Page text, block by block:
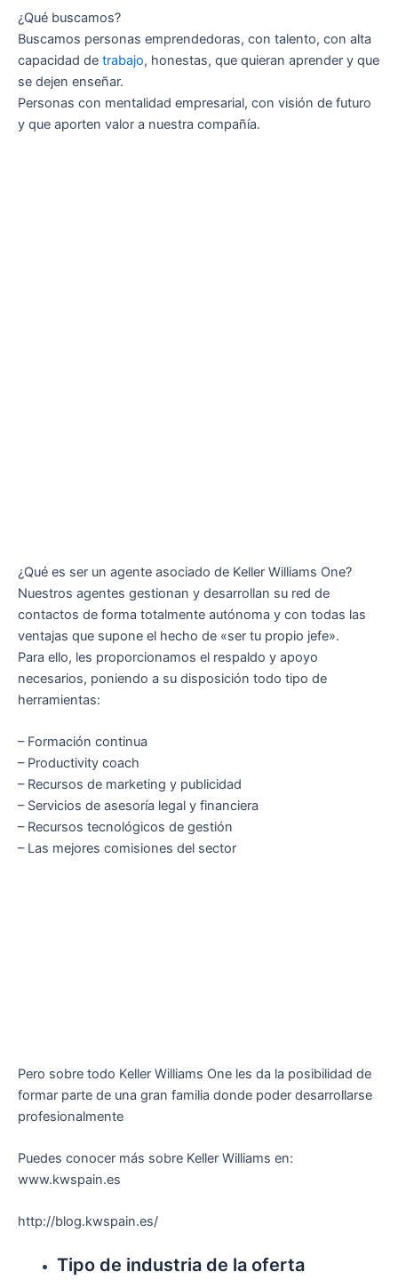
¿Qué buscamos?
Buscamos personas emprendedoras, con talento, con alta
capacidad de trabajo, honestas, que quieran aprender y que
se dejen enseñar.
Personas con mentalidad empresarial, con visión de futuro
y que aporten valor a nuestra compañía.
¿Qué es ser un agente asociado de Keller Williams One?
Nuestros agentes gestionan y desarrollan su red de
contactos de forma totalmente autónoma y con todas las
ventajas que supone el hecho de «ser tu propio jefe».
Para ello, les proporcionamos el respaldo y apoyo
necesarios, poniendo a su disposición todo tipo de
herramientas:
– Formación continua
– Productivity coach
– Recursos de marketing y publicidad
– Servicios de asesoría legal y financiera
– Recursos tecnológicos de gestión
– Las mejores comisiones del sector
Pero sobre todo Keller Williams One les da la posibilidad de
formar parte de una gran familia donde poder desarrollarse
profesionalmente
Puedes conocer más sobre Keller Williams en:
www.kwspain.es
http://blog.kwspain.es/
Tipo de industria de la oferta